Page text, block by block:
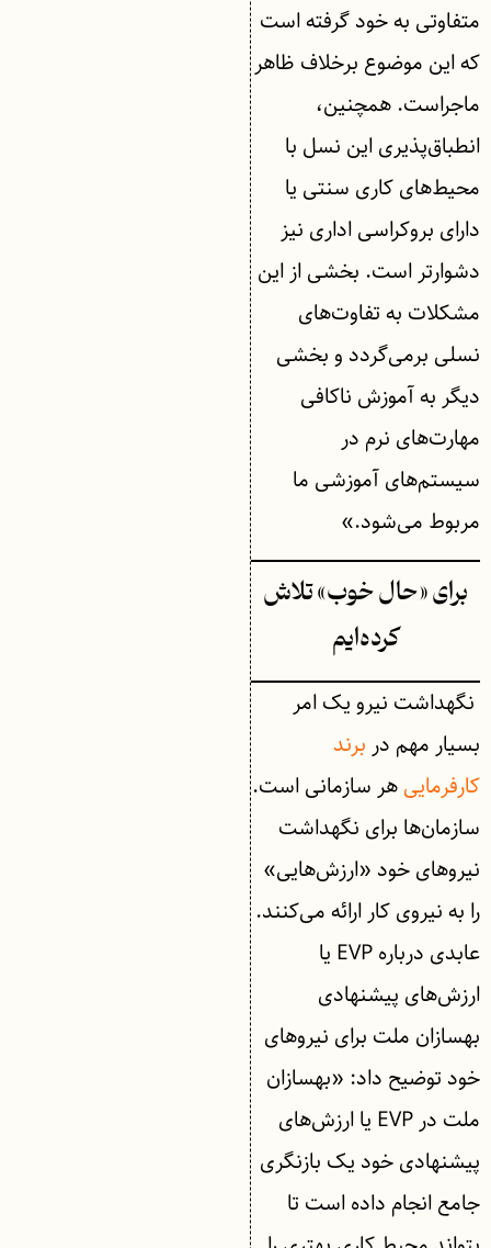
متفاوتی به خود گرفته است
که این موضوع برخلاف ظاهر
ماجراست. همچنین،
انطباق‌پذیری این نسل با
محیط‌های کاری سنتی یا
دارای بروکراسی اداری نیز
دشوارتر است. بخشی از این
مشکلات به تفاوت‌های
نسلی برمی‌گردد و بخشی
دیگر به آموزش ناکافی
مهارت‌های نرم در
سیستم‌های آموزشی ما
مربوط می‌شود.»
برای «حال خوب» تلاش
کرده‌ایم
نگهداشت نیرو یک امر
بسیار مهم دربرند
کارفرماییهر سازمانی است.
سازمان‌ها برای نگهداشت
نیروهای خود «ارزش‌هایی»
را به نیروی کار ارائه می‌کنند.
عابدی درباره EVP یا
ارزش‌های پیشنهادی
بهسازان ملت برای نیروهای
خود توضیح داد: «بهسازان
ملت در EVP یا ارزش‌های
پیشنهادی خود یک بازنگری
جامع انجام داده است تا